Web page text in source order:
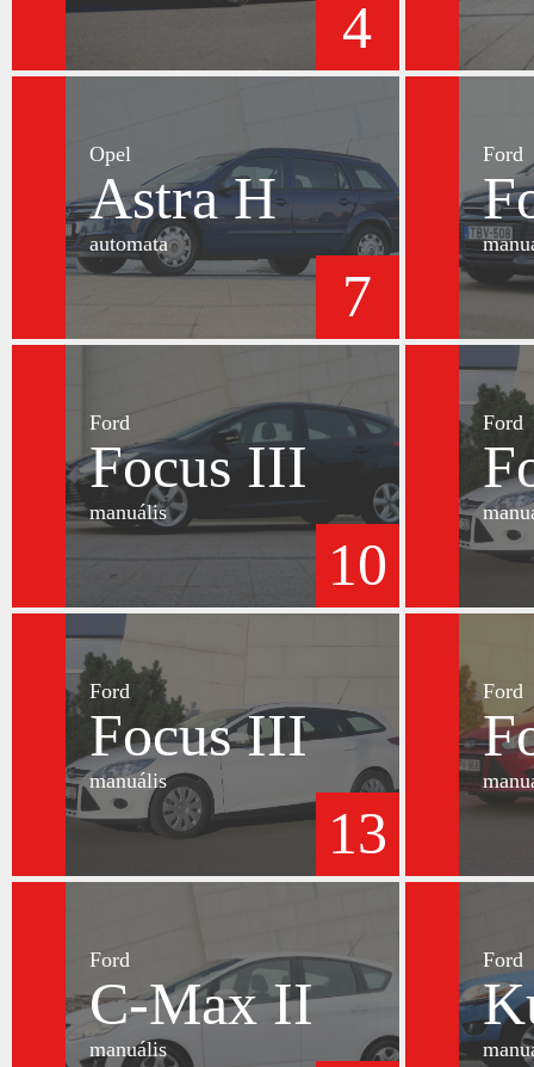
4
Opel
Astra H
automata
7
Ford
Ford
Focus III
manuális
10
Ford
Ford
Focus III
manuális
13
Ford
Ford
C-Max II
manuális
Ford